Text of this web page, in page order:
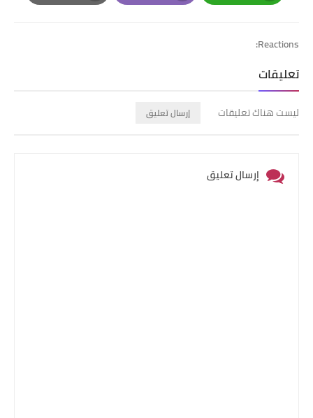
Whatsapp
Email
Print
Reactions:
تعليقات
ليست هناك تعليقات إرسال تعليق
إرسال تعليق